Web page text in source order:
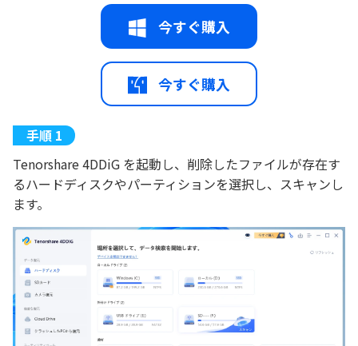
今すぐ購入
今すぐ購入
Tenorshare 4DDiG を起動し、削除したファイルが存在す
るハードディスクやパーティションを選択し、スキャンし
ます。